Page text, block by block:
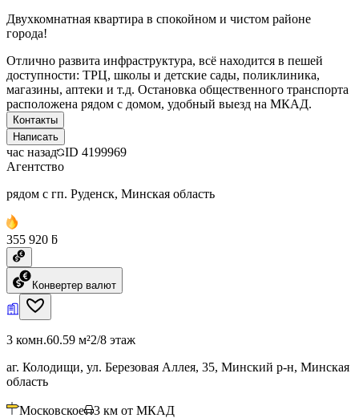
Двухкомнатная квартира в спокойном и чистом районе
города!
Отлично развита инфраструктура, всё находится в пешей
доступности: ТРЦ, школы и детские сады, поликлиника,
магазины, аптеки и т.д. Остановка общественного транспорта
расположена рядом с домом, удобный выезд на МКАД.
Контакты
Написать
час назад ID 4199969
Агентство
рядом с гп. Руденск, Минская область
355 920 ƃ
Конвертер валют
3 комн.60.59 м²2/8 этаж
аг. Колодищи, ул. Березовая Аллея, 35, Минский р-н, Минская
область
Московское 3 км от МКАД